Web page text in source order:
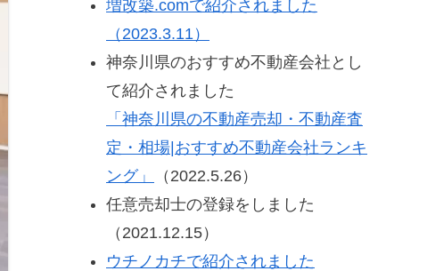
増改築.comで紹介されました
（2023.3.11）
神奈川県のおすすめ不動産会社とし
て紹介されました
「神奈川県の不動産売却・不動産査
定・相場|おすすめ不動産会社ランキ
ング」
（2022.5.26）
任意売却士の登録をしました
（2021.12.15）
ウチノカチで紹介されました